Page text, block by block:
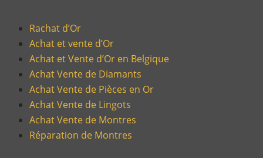
Rachat d’Or
Achat et vente d’Or
Achat et Vente d’Or en Belgique
Achat Vente de Diamants
Achat Vente de Pièces en Or
Achat Vente de Lingots
Achat Vente de Montres
Réparation de Montres